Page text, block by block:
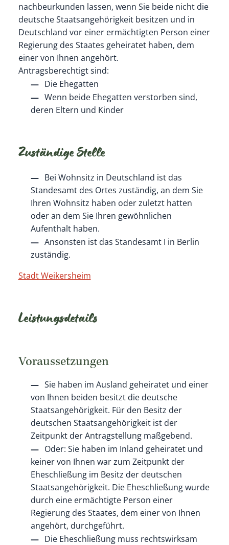
nachbeurkunden lassen, wenn Sie beide nicht die
deutsche Staatsangehörigkeit besitzen und in
Deutschland vor einer ermächtigten Person einer
Regierung des Staates geheiratet haben, dem
einer von Ihnen angehört.
Antragsberechtigt sind:
Die Ehegatten
Wenn beide Ehegatten verstorben sind,
deren Eltern und Kinder
Zuständige Stelle
Bei Wohnsitz in Deutschland ist das
Standesamt des Ortes zuständig, an dem Sie
Ihren Wohnsitz haben oder zuletzt hatten
oder an dem Sie Ihren gewöhnlichen
Aufenthalt haben.
Ansonsten ist das Standesamt I in Berlin
zuständig.
Stadt Weikersheim
Leistungsdetails
Voraussetzungen
Sie haben im Ausland geheiratet und einer
von Ihnen beiden besitzt die deutsche
Staatsangehörigkeit. Für den Besitz der
deutschen Staatsangehörigkeit ist der
Zeitpunkt der Antragstellung maßgebend.
Oder: Sie haben im Inland geheiratet und
keiner von Ihnen war zum Zeitpunkt der
Eheschließung im Besitz der deutschen
Staatsangehörigkeit. Die Eheschließung wurde
durch eine ermächtigte Person einer
Regierung des Staates, dem einer von Ihnen
angehört, durchgeführt.
Die Eheschließung muss rechtswirksam